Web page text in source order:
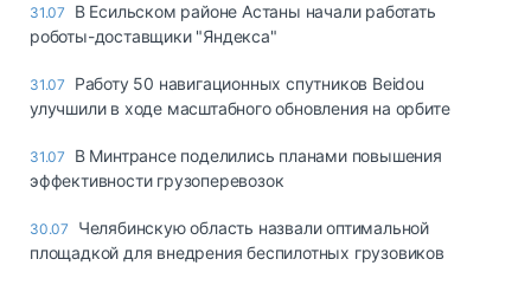
31.07
В Есильском районе Астаны начали работать
роботы-доставщики "Яндекса"
31.07
Работу 50 навигационных спутников Beidou
улучшили в ходе масштабного обновления на орбите
31.07
В Минтрансе поделились планами повышения
эффективности грузоперевозок
30.07
Челябинскую область назвали оптимальной
площадкой для внедрения беспилотных грузовиков